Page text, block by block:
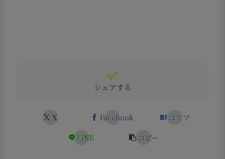
シェアする
X Facebook
はてブ
LINE
コピー